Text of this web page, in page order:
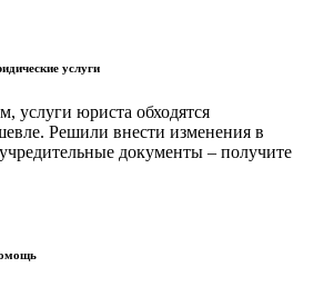
услуги
услуги юриста обходятся
Решили внести изменения в
документы – получите